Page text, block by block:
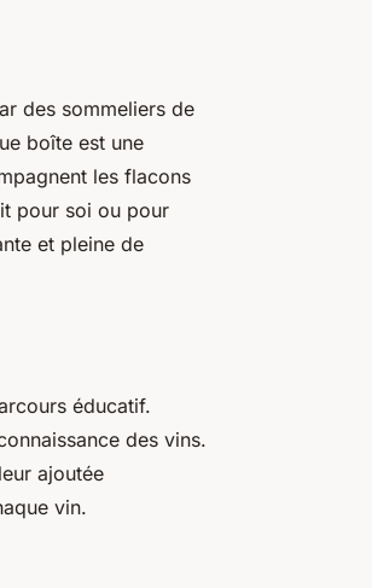
des sommeliers de
boîte est une
les flacons
pour soi ou pour
et pleine de
éducatif.
des vins.
ajoutée
vin.